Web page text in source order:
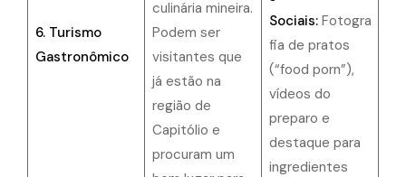
6. Turismo
Gastronômico
culinária mineira.
Podem ser
visitantes que
já estão na
região de
Capitólio e
procuram um
Sociais:Fotogra
fia de pratos
(“food porn”),
vídeos do
preparo e
destaque para
ingredientes